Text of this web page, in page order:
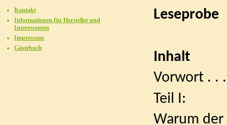
Leseprobe
Inhalt
Vorwort . .
Teil I:
Warum
Kontakt
Informationen für Hersteller und
Interessenten
Impressum
Gästebuch